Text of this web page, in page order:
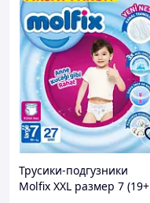
Трусики-подгузники
Molfix XXL размер 7 (19+